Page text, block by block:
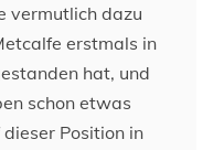
vermutlich dazu
erstmals in
hat, und
schon etwas
Position in